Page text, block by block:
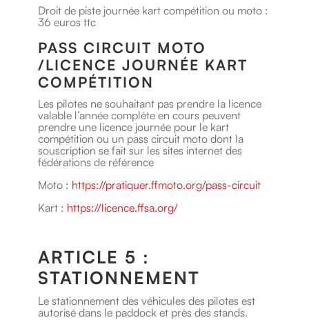
Droit de piste journée kart compétition ou moto :
36 euros ttc
PASS CIRCUIT MOTO
/LICENCE JOURNÉE KART
COMPÉTITION
Les pilotes ne souhaitant pas prendre la licence
valable l’année complète en cours peuvent
prendre une licence journée pour le kart
compétition ou un pass circuit moto dont la
souscription se fait sur les sites internet des
fédérations de référence
Moto : https://pratiquer.ffmoto.org/pass-circuit
Kart : https://licence.ffsa.org/
ARTICLE 5 :
STATIONNEMENT
Le stationnement des véhicules des pilotes est
autorisé dans le paddock et près des stands.